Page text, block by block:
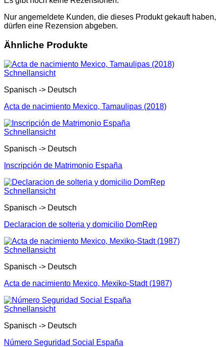
Nur angemeldete Kunden, die dieses Produkt gekauft haben,
dürfen eine Rezension abgeben.
Ähnliche Produkte
Schnellansicht
Spanisch -> Deutsch
Acta de nacimiento Mexico, Tamaulipas (2018)
Schnellansicht
Spanisch -> Deutsch
Inscripción de Matrimonio España
Schnellansicht
Spanisch -> Deutsch
Declaracion de solteria y domicilio DomRep
Schnellansicht
Spanisch -> Deutsch
Acta de nacimiento Mexico, Mexiko-Stadt (1987)
Schnellansicht
Spanisch -> Deutsch
Número Seguridad Social España